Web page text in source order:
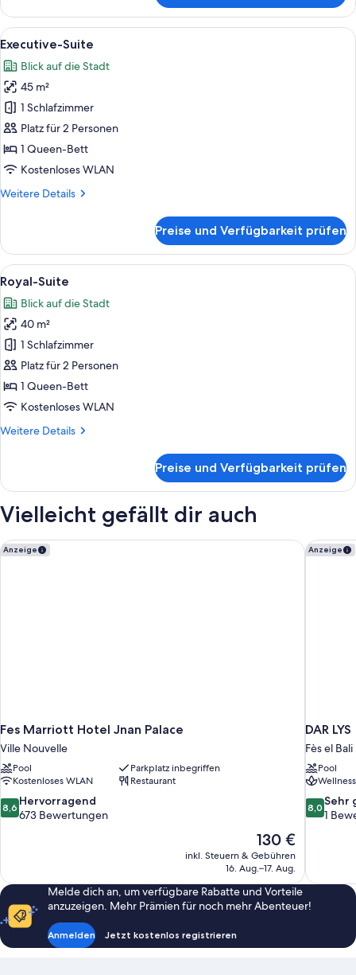
Suite
Alle
Fotos
für
Executive-
Suite
anzeigen
Ein luxuriöses Bett mit Baldachin,
5
Executive-Suite
Blick auf die Stadt
45 m²
1 Schlafzimmer
Platz für 2 Personen
1 Queen-Bett
Kostenloses WLAN
Weitere Details
Weitere
Suite
Preise und Verfügbarkeit prüfen
Alle
Fotos
für
Royal-
Suite
anzeigen
Ein traditionelles marokkanisches
5
Royal-Suite
Blick auf die Stadt
40 m²
1 Schlafzimmer
Platz für 2 Personen
1 Queen-Bett
Kostenloses WLAN
Weitere Details
Weitere
Suite
Preise und Verfügbarkeit prüfen
Vielleicht gefällt dir auch
Anzeige
Fes Marriott Hotel Jnan Palace
Ville Nouvelle
Pool
Parkplatz inbegriffen
Kostenloses WLAN
Restaurant
8.6
von
Bewertungen
8,6 Hervorragend
673 Bewertungen
Der
Preis
beträgt
130 €
inkl. Steuern & Gebühren
16. Aug.–17. Aug.
Fes Marriott Hotel Jnan Palace Anzeige
DAR LYS
Fès el Bali
Pool
Wellness
8.0
von
1
8,0 Sehr
1
DAR LYS
Melde dich an, um verfügbare Rabatte und Vorteile
anzuzeigen. Mehr Prämien für noch mehr Abenteuer!
Anmelden Jetzt kostenlos registrieren